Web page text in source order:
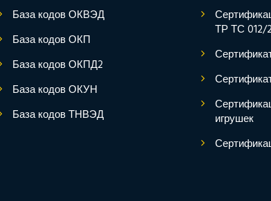
База кодов ОКВЭД
База кодов ОКП
База кодов ОКПД2
База кодов ОКУН
База кодов ТНВЭД
ТР ТС 012/
игрушек